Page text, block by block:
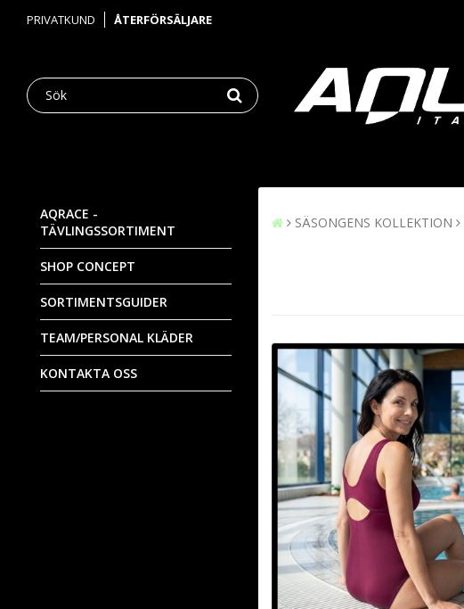
PRIVATKUND ÅTERFÖRSÄLJARE
AQRACE -
TÄVLINGSSORTIMENT
SHOP CONCEPT
SORTIMENTSGUIDER
TEAM/PERSONAL KLÄDER
KONTAKTA OSS
SÄSONGENS KOLLEKTION